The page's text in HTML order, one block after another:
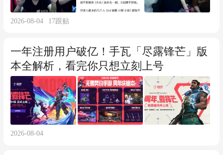
2026-08-04 17跟贴
一年注册用户破亿！手瓦「尽露锋芒」版
本全解析，看完你只想立刻上号
2026-08-04